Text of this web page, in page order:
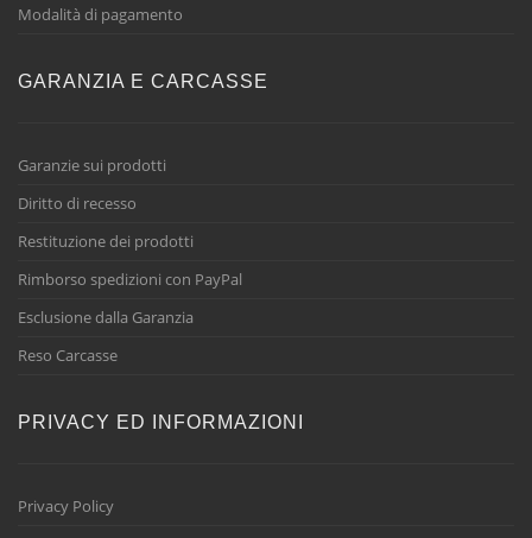
Modalità di pagamento
GARANZIA E CARCASSE
Garanzie sui prodotti
Diritto di recesso
Restituzione dei prodotti
Rimborso spedizioni con PayPal
Esclusione dalla Garanzia
Reso Carcasse
PRIVACY ED INFORMAZIONI
Privacy Policy